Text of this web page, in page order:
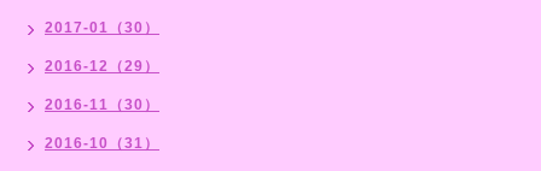
2017-01（30）
2016-12（29）
2016-11（30）
2016-10（31）